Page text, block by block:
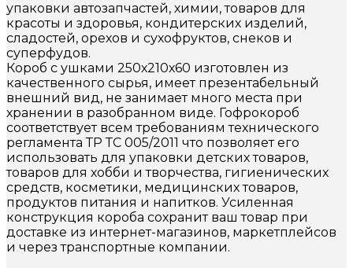
упаковки автозапчастей, химии, товаров для
красоты и здоровья, кондитерских изделий,
сладостей, орехов и сухофруктов, снеков и
суперфудов.
Короб с ушками 250х210х60 изготовлен из
качественного сырья, имеет презентабельный
внешний вид, не занимает много места при
хранении в разобранном виде. Гофрокороб
соответствует всем требованиям технического
регламента ТР ТС 005/2011 что позволяет его
использовать для упаковки детских товаров,
товаров для хобби и творчества, гигиенических
средств, косметики, медицинских товаров,
продуктов питания и напитков. Усиленная
конструкция короба сохранит ваш товар при
доставке из интернет-магазинов, маркетплейсов
и через транспортные компании.